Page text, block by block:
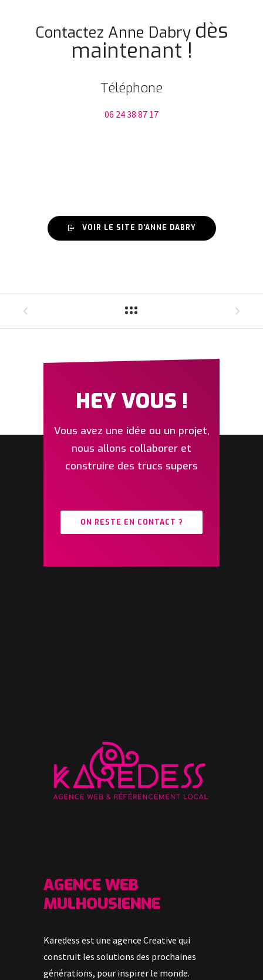
Contactez Anne Dabry dès
maintenant !
Téléphone
06 24 38 87 17
VOIR LE SITE D'ANNE DABRY
HEY VOUS !
Vous avez une idée ou un projet,
nous allons collaborer et
construire des trucs supers
ON RESTE EN CONTACT ?
AGENCE WEB
MULHOUSIENNE
Karedess est une agence Creative qui
construit les solutions des prochaines
générations, pour inspirer le monde.